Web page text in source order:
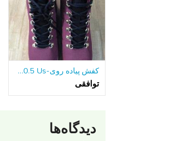
کفش پیاده روی-Fila 10.5 Us
توافقی
دیدگاه‌ها